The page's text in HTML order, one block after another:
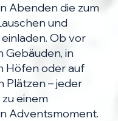
Abenden die zum
und
Ob vor
Gebäuden, in
Höfen oder auf
Plätzen – jeder
einem
Adventsmoment.​​